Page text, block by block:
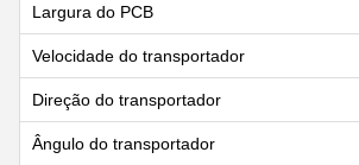
Largura do PCB
Velocidade do transportador
Direção do transportador
Ângulo do transportador